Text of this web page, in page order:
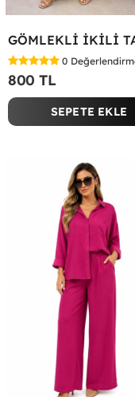
0
800 TL
SEPETE EKLE